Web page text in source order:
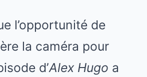
l’opportunité de
la caméra pour
d’Alex Hugo a